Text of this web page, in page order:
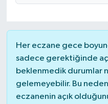
Her eczane gece
sadece gerektiğinde
beklenmedik durumlar
gelemeyebilir. Bu
eczanenin açık